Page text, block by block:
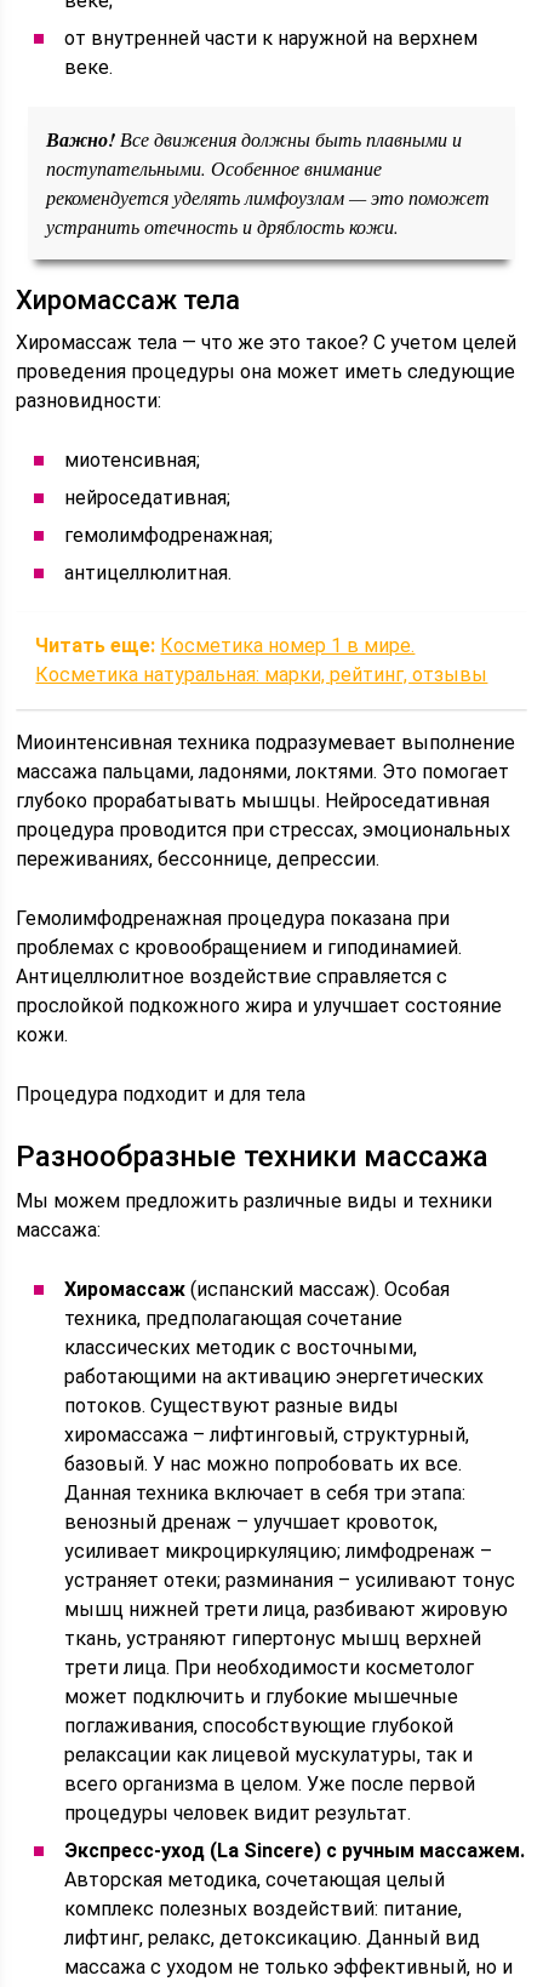
от внутренней части к наружной на верхнем
веке.
Важно! Все движения должны быть плавными и
поступательными. Особенное внимание
рекомендуется уделять лимфоузлам — это поможет
устранить отечность и дряблость кожи.
Хиромассаж тела
Хиромассаж тела — что же это такое? С учетом целей
проведения процедуры она может иметь следующие
разновидности:
миотенсивная;
нейроседативная;
гемолимфодренажная;
антицеллюлитная.
Читать еще: Косметика номер 1 в мире.
Косметика натуральная: марки, рейтинг, отзывы
Миоинтенсивная техника подразумевает выполнение
массажа пальцами, ладонями, локтями. Это помогает
глубоко прорабатывать мышцы. Нейроседативная
процедура проводится при стрессах, эмоциональных
переживаниях, бессоннице, депрессии.
Гемолимфодренажная процедура показана при
проблемах с кровообращением и гиподинамией.
Антицеллюлитное воздействие справляется с
прослойкой подкожного жира и улучшает состояние
кожи.
Процедура подходит и для тела
Разнообразные техники массажа
Мы можем предложить различные виды и техники
массажа:
Хиромассаж (испанский массаж). Особая
техника, предполагающая сочетание
классических методик с восточными,
работающими на активацию энергетических
потоков. Существуют разные виды
хиромассажа – лифтинговый, структурный,
базовый. У нас можно попробовать их все.
Данная техника включает в себя три этапа:
венозный дренаж – улучшает кровоток,
усиливает микроциркуляцию; лимфодренаж –
устраняет отеки; разминания – усиливают тонус
мышц нижней трети лица, разбивают жировую
ткань, устраняют гипертонус мышц верхней
трети лица. При необходимости косметолог
может подключить и глубокие мышечные
поглаживания, способствующие глубокой
релаксации как лицевой мускулатуры, так и
всего организма в целом. Уже после первой
процедуры человек видит результат.
Экспресс-уход (La Sincere) с ручным массажем.
Авторская методика, сочетающая целый
комплекс полезных воздействий: питание,
лифтинг, релакс, детоксикацию. Данный вид
массажа с уходом не только эффективный, но и